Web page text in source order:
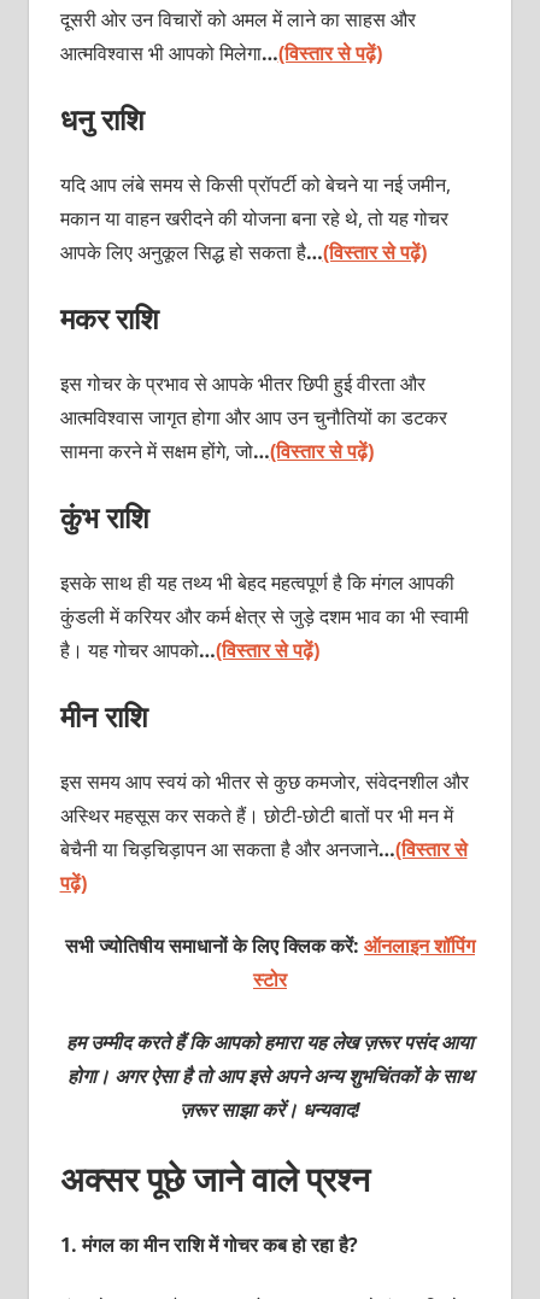
दूसरी ओर उन विचारों को अमल में लाने का साहस और
आत्मविश्वास भी आपको मिलेगा…(विस्तार से पढ़ें)
धनु राशि
यदि आप लंबे समय से किसी प्रॉपर्टी को बेचने या नई जमीन,
मकान या वाहन खरीदने की योजना बना रहे थे, तो यह गोचर
आपके लिए अनुकूल सिद्ध हो सकता है…(विस्तार से पढ़ें)
मकर राशि
इस गोचर के प्रभाव से आपके भीतर छिपी हुई वीरता और
आत्मविश्वास जागृत होगा और आप उन चुनौतियों का डटकर
सामना करने में सक्षम होंगे, जो…(विस्तार से पढ़ें)
कुंभ राशि
इसके साथ ही यह तथ्य भी बेहद महत्वपूर्ण है कि मंगल आपकी
कुंडली में करियर और कर्म क्षेत्र से जुड़े दशम भाव का भी स्वामी
है। यह गोचर आपको…(विस्तार से पढ़ें)
मीन राशि
इस समय आप स्वयं को भीतर से कुछ कमजोर, संवेदनशील और
अस्थिर महसूस कर सकते हैं। छोटी-छोटी बातों पर भी मन में
बेचैनी या चिड़चिड़ापन आ सकता है और अनजाने…(विस्तार से
पढ़ें)
सभी ज्योतिषीय समाधानों के लिए क्लिक करें: ऑनलाइन शॉपिंग
स्टोर
हम उम्मीद करते हैं कि आपको हमारा यह लेख ज़रूर पसंद आया
होगा। अगर ऐसा है तो आप इसे अपने अन्य शुभचिंतकों के साथ
ज़रूर साझा करें। धन्यवाद!
अक्‍सर पूछे जाने वाले प्रश्‍न
1.मंगल का मीन राशि में गोचर कब हो रहा है?